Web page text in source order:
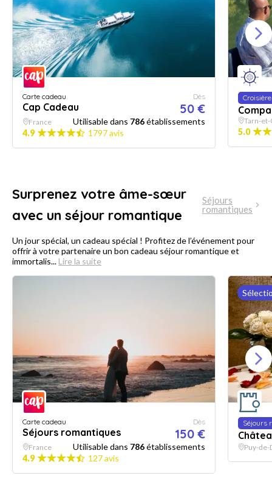
Carte cadeau
Cap Cadeau
Dès
50 €
France Utilisable dans 786établissements
4.9
1797 avis
Croisière
Tarn-
5.0
Surprenez votre âme-sœur
avec un séjour romantique
Séjours
romantiques
Un jour spécial, un cadeau spécial ! Profitez de l’événement pour
offrir à votre partenaire un bon cadeau séjour romantique et
immortalis... Lire la suite
Carte cadeau
Séjours romantiques
Dès
150 €
France Utilisable dans 786établissements
4.9
127 avis
Séjours
Puy-de-